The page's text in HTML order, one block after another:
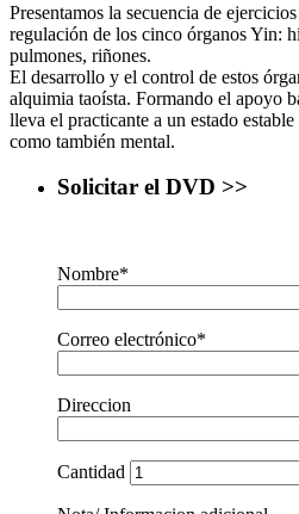
Presentamos la secuencia de
regulación de los cinco órganos Yin:
pulmones, riñones.
El desarrollo y el control de estos
alquimia taoísta. Formando el apoyo
lleva el practicante a un estado
como también mental.
Solicitar el DVD >>
Nombre*
Correo electrónico*
Direccion
Cantidad